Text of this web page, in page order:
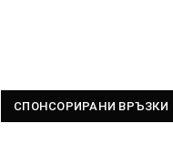
СПОНСОРИРАНИ ВРЪЗКИ